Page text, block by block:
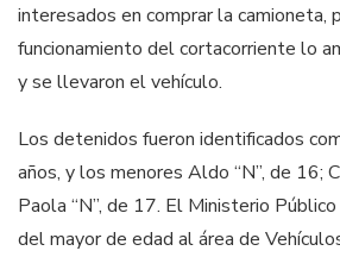
interesados en comprar la camioneta,
funcionamiento del cortacorriente lo
y se llevaron el vehículo.
Los detenidos fueron identificados
años, y los menores Aldo “N”, de 16;
Paola “N”, de 17. El Ministerio
del mayor de edad al área de